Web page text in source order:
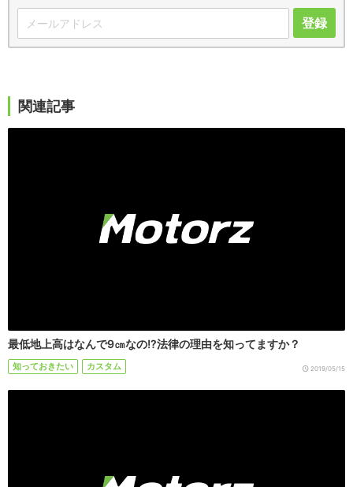
登録
関連記事
最低地上高はなんで9㎝なの!?法律の理由を知ってますか？
知っておきたい カスタム 2019/05/15